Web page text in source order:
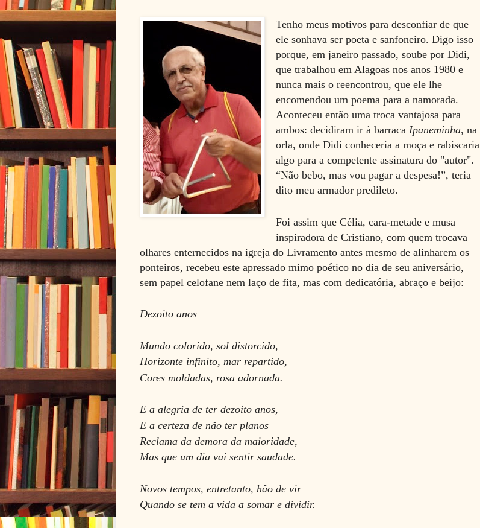
Tenho meus motivos para desconfiar de que
ele sonhava ser poeta e sanfoneiro. Digo isso
porque, em janeiro passado, soube por Didi,
que trabalhou em Alagoas nos anos 1980 e
nunca mais o reencontrou, que ele lhe
encomendou um poema para a namorada.
Aconteceu então uma troca vantajosa para
ambos: decidiram ir à barraca Ipaneminha, na
orla, onde Didi conheceria a moça e rabiscaria
algo para a competente assinatura do "autor".
“Não bebo, mas vou pagar a despesa!”, teria
dito meu armador predileto.
Foi assim que Célia, cara-metade e musa
inspiradora de Cristiano, com quem trocava
olhares enternecidos na igreja do Livramento antes mesmo de alinharem os
ponteiros, recebeu este apressado mimo poético no dia de seu aniversário,
sem papel celofane nem laço de fita, mas com dedicatória, abraço e beijo:
Dezoito anos
Mundo colorido, sol distorcido,
Horizonte infinito, mar repartido,
Cores moldadas, rosa adornada.
E a alegria de ter dezoito anos,
E a certeza de não ter planos
Reclama da demora da maioridade,
Mas que um dia vai sentir saudade.
Novos tempos, entretanto, hão de vir
Quando se tem a vida a somar e dividir.